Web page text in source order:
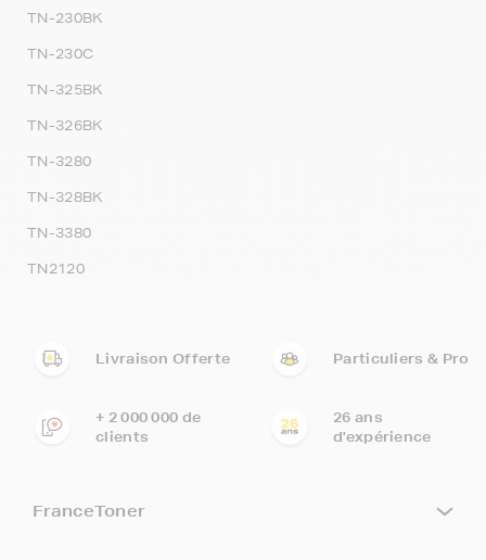
TN-230BK
TN-230C
TN-325BK
TN-326BK
TN-3280
TN-328BK
TN-3380
TN2120
Livraison Offerte Particuliers & Pro
+ 2 000 000 de
clients
26 ans
d'expérience
FranceToner